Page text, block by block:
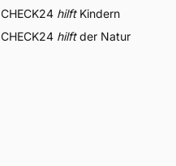
CHECK24 hilftKindern
CHECK24 hilftder Natur